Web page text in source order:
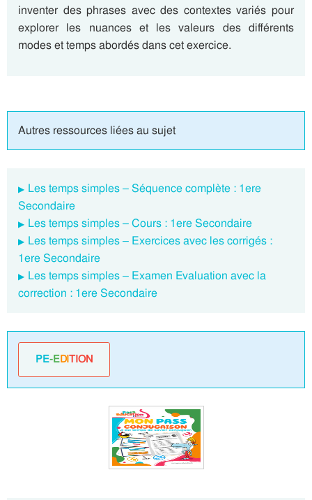
inventer des phrases avec des contextes variés pour
explorer les nuances et les valeurs des différents
modes et temps abordés dans cet exercice.
Autres ressources liées au sujet
Les temps simples – Séquence complète : 1ere
Secondaire
Les temps simples – Cours : 1ere Secondaire
Les temps simples – Exercices avec les corrigés :
1ere Secondaire
Les temps simples – Examen Evaluation avec la
correction : 1ere Secondaire
PE-EDITION